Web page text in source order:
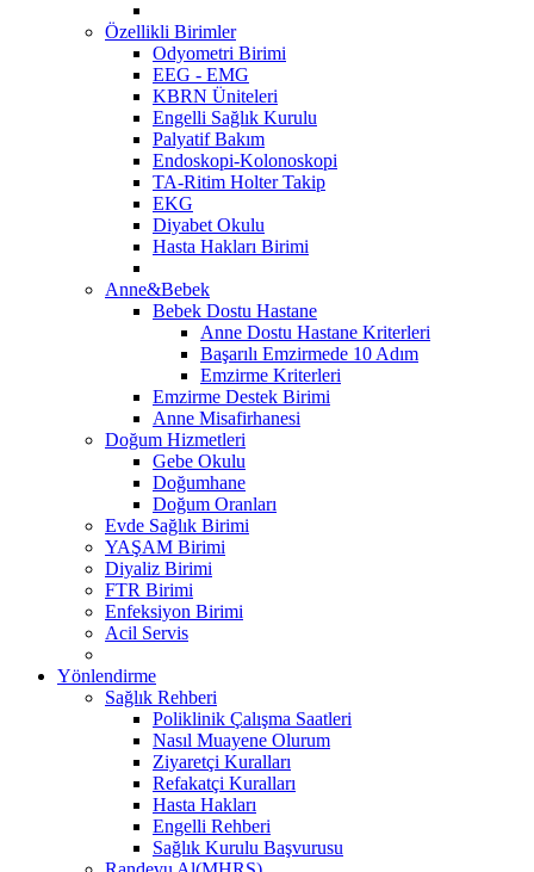
Özellikli Birimler
Odyometri Birimi
EEG - EMG
KBRN Üniteleri
Engelli Sağlık Kurulu
Palyatif Bakım
Endoskopi-Kolonoskopi
TA-Ritim Holter Takip
EKG
Diyabet Okulu
Hasta Hakları Birimi
Anne&Bebek
Bebek Dostu Hastane
Anne Dostu Hastane Kriterleri
Başarılı Emzirmede 10 Adım
Emzirme Kriterleri
Emzirme Destek Birimi
Anne Misafirhanesi
Doğum Hizmetleri
Gebe Okulu
Doğumhane
Doğum Oranları
Evde Sağlık Birimi
YAŞAM Birimi
Diyaliz Birimi
FTR Birimi
Enfeksiyon Birimi
Acil Servis
Yönlendirme
Sağlık Rehberi
Poliklinik Çalışma Saatleri
Nasıl Muayene Olurum
Ziyaretçi Kuralları
Refakatçi Kuralları
Hasta Hakları
Engelli Rehberi
Sağlık Kurulu Başvurusu